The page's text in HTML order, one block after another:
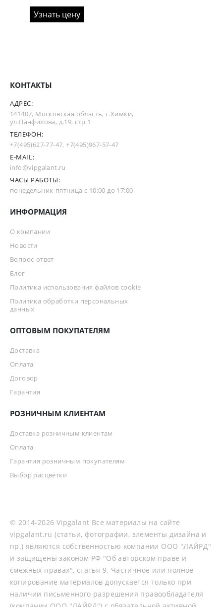
Узнать цену
КОНТАКТЫ
АДРЕС:
141407, Московская область, г.Химки,
ул.Панфилова, д.19, стр.1
ТЕЛЕФОН:
+7(495)627-77-47,+7(495)967-57-47
E-MAIL:
info@vipgalant.ru
ЧАСЫ РАБОТЫ:
понедельник-пятница с 10:00 до 17:00
ИНФОРМАЦИЯ
О компании
Новости
Вопрос-ответ
Блог
Политика использования файлов cookie
Политика обработки персональных
данных
ОПТОВЫМ ПОКУПАТЕЛЯМ
Доставка
Оплата
Договор
Гарантия
РОЗНИЧНЫМ КЛИЕНТАМ
Доставка розничным клиентам
Оплата
Гарантия розничным покупателям
Выбор расцветки
© 2014-2026 Vipgalant Все материалы на сайте
vipgalant.ru (статьи, фотографии, элементы дизайна и
пр.) являются собственностью компании ООО "ЛАЙРД"
и защищены законом РФ "Об авторском праве и
смежных правах", статья 9. Частичное или полное
копирование материалов допускается только при
наличии письменного разрешения правообладателя